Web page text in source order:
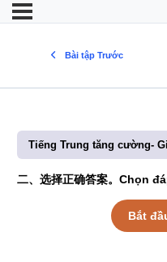
Bài tập Trước
Tiếng Trung tăng cường-
二、选择正确答案。Chọn